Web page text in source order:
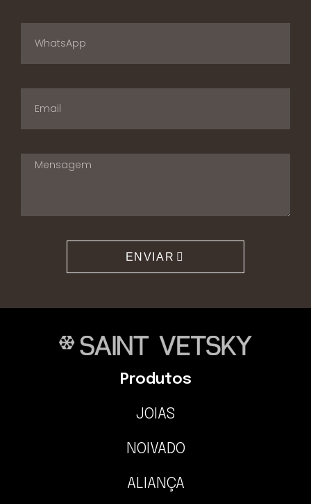
ENVIAR
Produtos
JOIAS
NOIVADO
ALIANÇA